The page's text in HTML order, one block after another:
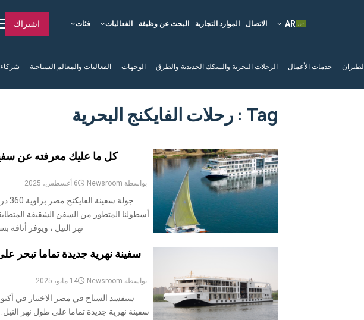
فئات الفعاليات البحث عن وظيفة الموارد التجارية الاتصال اشتراك
الطيران خدمات الأعمال الرحلات البحرية والسكك الحديدية والطرق الوجهات الفعاليات والمعالم السياحية شركاء
Tag : رحلات الفايكنج البحرية
بواسطة Newsroom 6 أغسطس، 2025
جولة
أسطولنا المتطور من السفن الشقيقة
نهر النيل ، ويوفر أناقة
سفينة نهرية جديدة تماما تبحر
بواسطة Newsroom 14 مايو، 2025
سيفسد السياح في مصر الاختيار في